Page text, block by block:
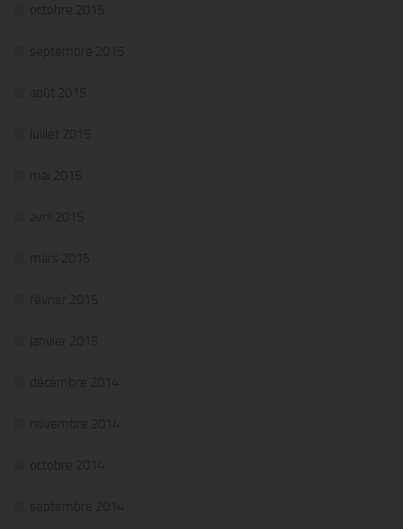
octobre 2015
septembre 2015
août 2015
juillet 2015
mai 2015
avril 2015
mars 2015
février 2015
janvier 2015
décembre 2014
novembre 2014
octobre 2014
septembre 2014